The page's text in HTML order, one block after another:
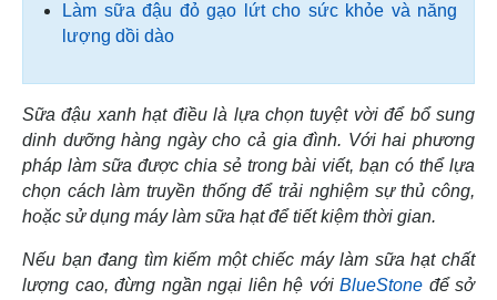
Làm sữa đậu đỏ gạo lứt cho sức khỏe và năng
lượng dồi dào
Sữa đậu xanh hạt điều là lựa chọn tuyệt vời để bổ sung
dinh dưỡng hàng ngày cho cả gia đình. Với hai phương
pháp làm sữa được chia sẻ trong bài viết, bạn có thể lựa
chọn cách làm truyền thống để trải nghiệm sự thủ công,
hoặc sử dụng máy làm sữa hạt để tiết kiệm thời gian.
Nếu bạn đang tìm kiếm một chiếc máy làm sữa hạt chất
lượng cao, đừng ngần ngại liên hệ với BlueStone để sở